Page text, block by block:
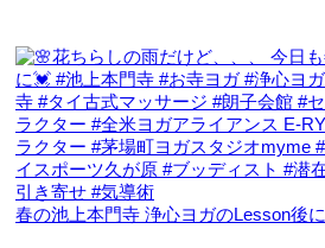
春の池上本門寺 浄心ヨガのLesson後に